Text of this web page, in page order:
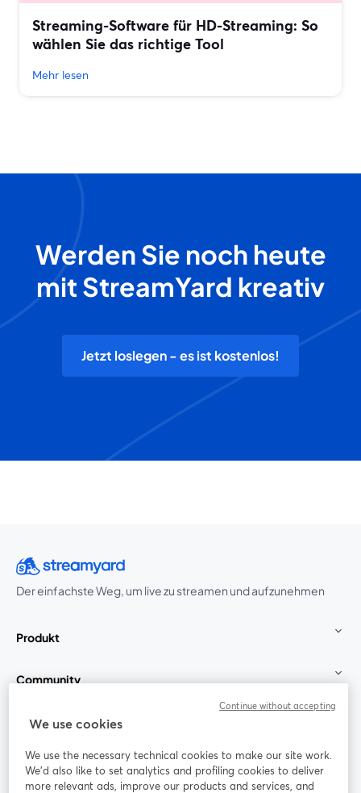
Streaming-Software für HD-Streaming: So
wählen Sie das richtige Tool
Mehr lesen
Werden Sie noch heute
mit StreamYard kreativ
Jetzt loslegen - es ist kostenlos!
Der einfachste Weg, um live zu streamen und aufzunehmen
Produkt
Community
StreamYard für
Mitmachen
We use cookies
We use the necessary technical cookies to make our site work.
We'd also like to set analytics and profiling cookies to deliver
more relevant ads, improve our products and services, and
Continue without accepting